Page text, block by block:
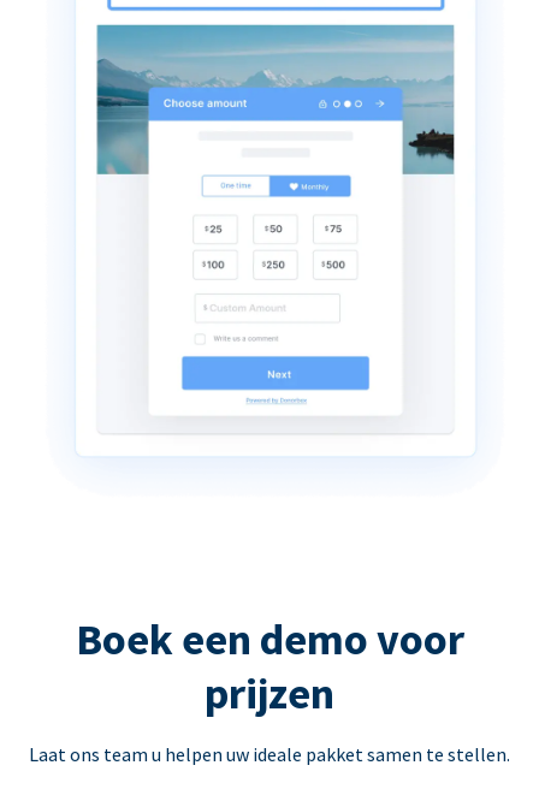
Boek een demo voor
prijzen
Laat ons team u helpen uw ideale pakket samen te stellen.